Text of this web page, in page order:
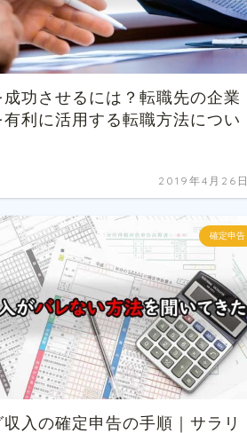
成功させるには？転職先の企業
有利に活用する転職方法につい
2019年4月26日
確定申告
収入の確定申告の手順｜サラリ